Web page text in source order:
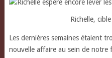
Richelle,
Les dernières semaines étaient
nouvelle affaire au sein de notre